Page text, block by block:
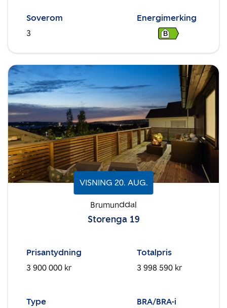
Soverom
3
Energimerking
B
VISNING 20. AUG.
Brumunddal
Storenga 19
Prisantydning
3 900 000 kr
Totalpris
3 998 590 kr
Type BRA/BRA-i